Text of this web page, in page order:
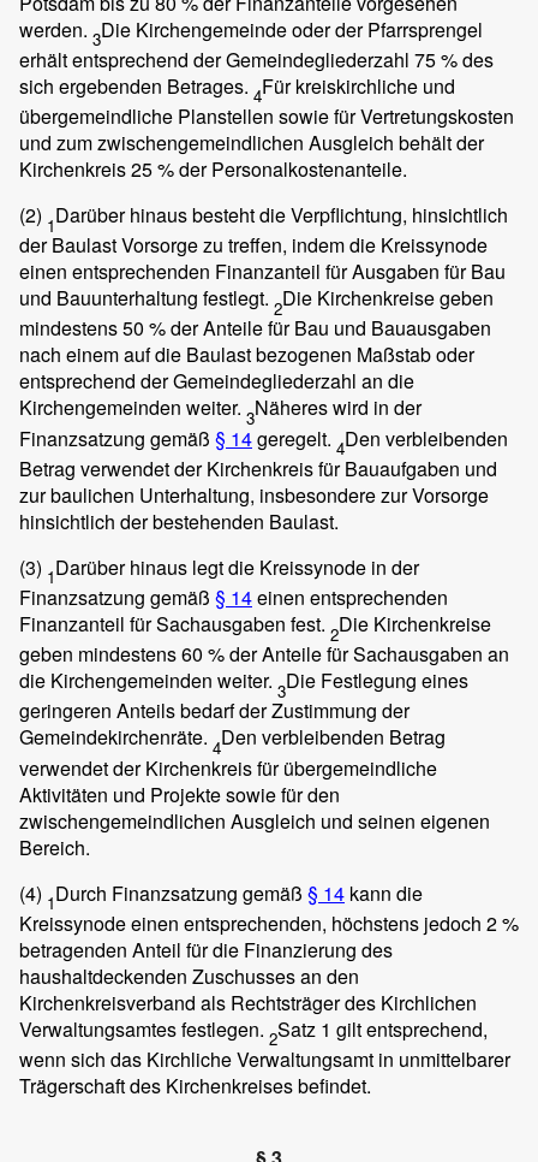
werden. 3Die Kirchengemeinde oder der Pfarrsprengel
erhält entsprechend der Gemeindegliederzahl 75 % des
sich ergebenden Betrages. 4Für kreiskirchliche und
übergemeindliche Planstellen sowie für Vertretungskosten
und zum zwischengemeindlichen Ausgleich behält der
Kirchenkreis 25 % der Personalkostenanteile.
(2) 1Darüber hinaus besteht die Verpflichtung, hinsichtlich
der Baulast Vorsorge zu treffen, indem die Kreissynode
einen entsprechenden Finanzanteil für Ausgaben für Bau
und Bauunterhaltung festlegt. 2Die Kirchenkreise geben
mindestens 50 % der Anteile für Bau und Bauausgaben
nach einem auf die Baulast bezogenen Maßstab oder
entsprechend der Gemeindegliederzahl an die
Kirchengemeinden weiter. 3Näheres wird in der
Finanzsatzung gemäß § 14geregelt. 4Den verbleibenden
Betrag verwendet der Kirchenkreis für Bauaufgaben und
zur baulichen Unterhaltung, insbesondere zur Vorsorge
hinsichtlich der bestehenden Baulast.
(3) 1Darüber hinaus legt die Kreissynode in der
Finanzsatzung gemäß § 14einen entsprechenden
Finanzanteil für Sachausgaben fest. 2Die Kirchenkreise
geben mindestens 60 % der Anteile für Sachausgaben an
die Kirchengemeinden weiter. 3Die Festlegung eines
geringeren Anteils bedarf der Zustimmung der
Gemeindekirchenräte. 4Den verbleibenden Betrag
verwendet der Kirchenkreis für übergemeindliche
Aktivitäten und Projekte sowie für den
zwischengemeindlichen Ausgleich und seinen eigenen
Bereich.
(4) 1Durch Finanzsatzung gemäß § 14 kann die
Kreissynode einen entsprechenden, höchstens jedoch 2 %
betragenden Anteil für die Finanzierung des
haushaltdeckenden Zuschusses an den
Kirchenkreisverband als Rechtsträger des Kirchlichen
Verwaltungsamtes festlegen. 2Satz 1 gilt entsprechend,
wenn sich das Kirchliche Verwaltungsamt in unmittelbarer
Trägerschaft des Kirchenkreises befindet.